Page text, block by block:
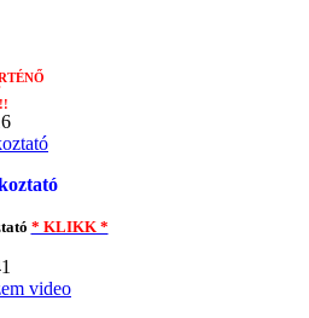
* KLIKK *
video